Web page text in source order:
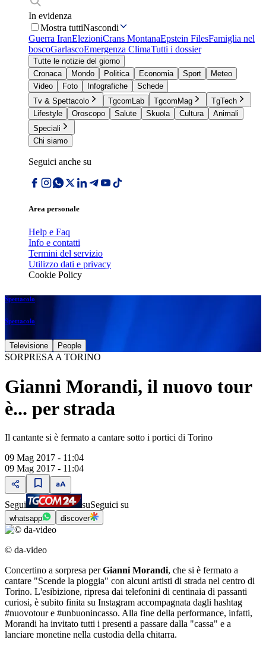
In evidenza
Mostra tuttiNascondi
Guerra IranElezioniCrans MontanaEpstein FilesFamiglia nel
boscoGarlascoEmergenza ClimaTutti i dossier
Tutte le notizie del giorno
Cronaca
Mondo Politica Economia Sport
Meteo
Video
Foto Infografiche
Schede
Tv & Spettacolo
TgcomLab TgcomMag
TgTech
Lifestyle
Oroscopo Salute Skuola Cultura
Animali
Speciali
Chi siamo
Seguici anche su
Area personale
Help e Faq
Info e contatti
Termini del servizio
Utilizzo dati e privacy
Cookie Policy
Spettacolo
Spettacolo
Televisione People
SORPRESA A TORINO
Gianni Morandi, il nuovo tour
è... per strada
Il cantante si è fermato a cantare sotto i portici di Torino
09 Mag 2017 - 11:04
09 Mag 2017 - 11:04
Segui suSeguici su
whatsapp discover
© da-video
Concertino a sorpresa perGianni Morandi, che si è fermato a
cantare "Scende la pioggia" con alcuni artisti di strada nel centro di
Torino. L'esibizione, ripresa dai telefonini di centinaia di passanti
curiosi, è subito finita su Instagram accompagnata dagli hashtag
#nuovotour e #unbuonincasso. Alla fine della performance, infatti,
Morandi ha invitato tutti i presenti a passare dalla "cassa" e a
lanciare monetine nella custodia della chitarra.